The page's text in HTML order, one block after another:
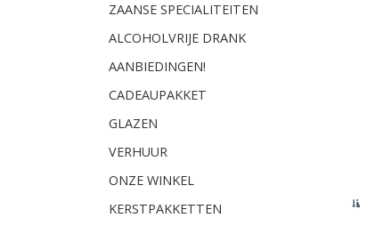
ZAANSE SPECIALITEITEN
ALCOHOLVRIJE DRANK
AANBIEDINGEN!
CADEAUPAKKET
GLAZEN
VERHUUR
ONZE WINKEL
KERSTPAKKETTEN